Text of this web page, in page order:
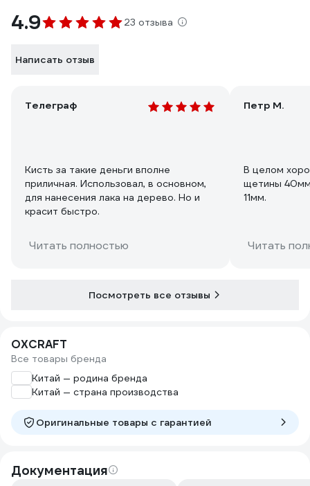
4.9 23 отзыва
Написать отзыв
Телеграф
Кисть за такие деньги вполне
приличная. Использовал, в основном,
для нанесения лака на дерево. Но и
красит быстро.
Читать полностью
Петр М.
В целом
щетины
11мм.
Читать
Посмотреть все отзывы
OXCRAFT
Все товары бренда
Китай — родина бренда
Китай — страна производства
Оригинальные товары c гарантией
Документация